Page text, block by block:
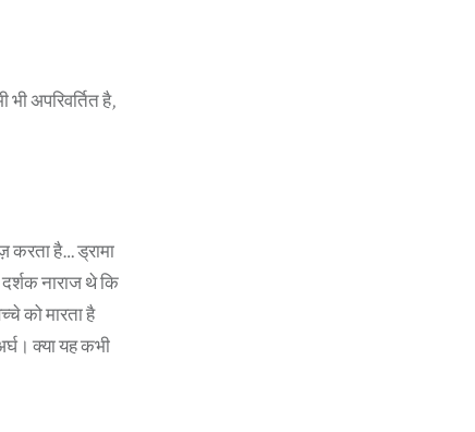
अपरिवर्तित है,
करता है… ड्रामा
नाराज थे कि
को मारता है
क्या यह कभी